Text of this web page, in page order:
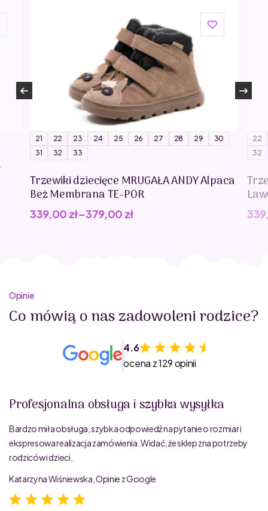
21 22 23 24 25 26 27 28 29
30
31
32 33
Trzewiki dziecięce MRUGAŁA ANDY Alpaca
Beż Membrana TE-POR
339,00 zł–379,00 zł
22
32
Opinie
Co mówią o nas zadowoleni rodzice?
4.6
ocena z 129 opinii
Profesjonalna obsługa i szybka wysyłka
Bardzo miła obsługa, szybka odpowiedź na pytanie o rozmiar i
ekspresowa realizacja zamówienia. Widać, że sklep zna potrzeby
rodziców i dzieci.
Katarzyna Wiśniewska, Opinie z Google